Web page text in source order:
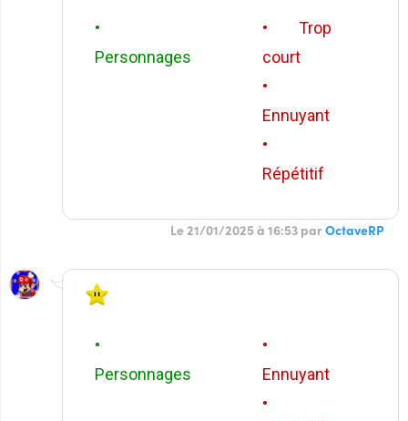
•
Personnages
• Trop
court
•
Ennuyant
•
Répétitif
Le 21/01/2025 à 16:53 parOctaveRP
•
Personnages
•
Ennuyant
•